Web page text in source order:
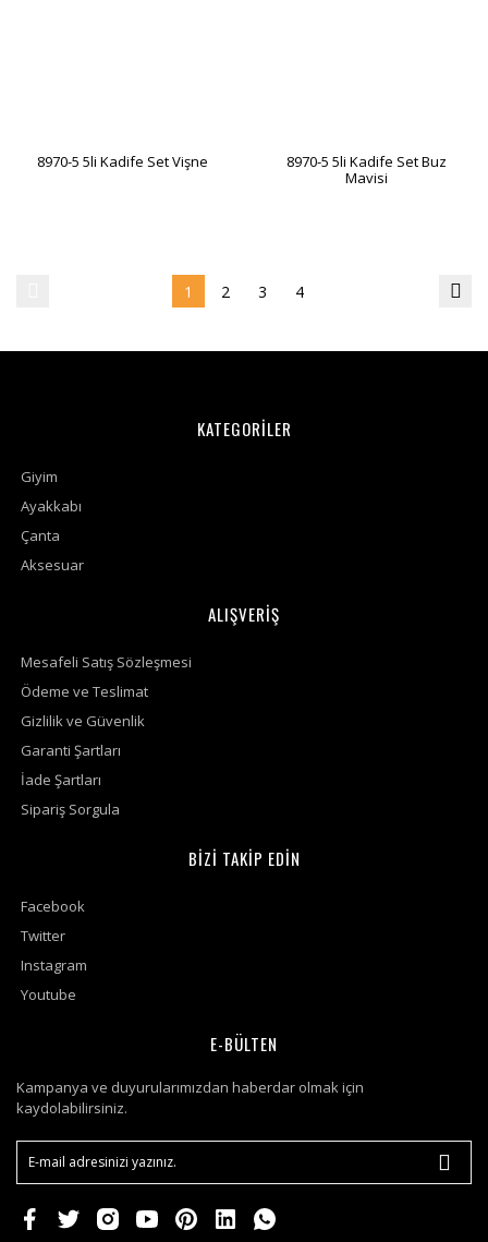
8970-5 5li Kadife Set Vişne
8970-5 5li Kadife Set Buz
Mavisi
1 2 3 4
KATEGORİLER
Giyim
Ayakkabı
Çanta
Aksesuar
ALIŞVERİŞ
Mesafeli Satış Sözleşmesi
Ödeme ve Teslimat
Gizlilik ve Güvenlik
Garanti Şartları
İade Şartları
Sipariş Sorgula
BİZİ TAKİP EDİN
Facebook
Twitter
Instagram
Youtube
E-BÜLTEN
Kampanya ve duyurularımızdan haberdar olmak için
kaydolabilirsiniz.